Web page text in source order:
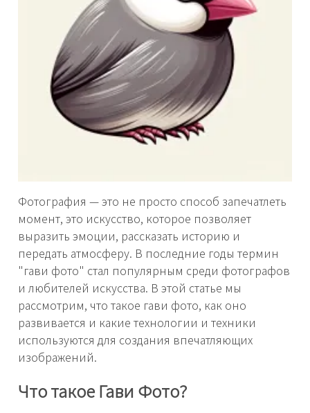
Фотография — это не просто способ запечатлеть
момент, это искусство, которое позволяет
выразить эмоции, рассказать историю и
передать атмосферу. В последние годы термин
"гави фото" стал популярным среди фотографов
и любителей искусства. В этой статье мы
рассмотрим, что такое гави фото, как оно
развивается и какие технологии и техники
используются для создания впечатляющих
изображений.
Что такое Гави Фото?